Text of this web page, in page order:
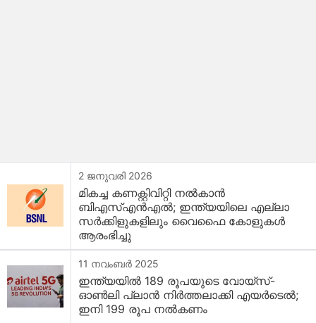
2 ജനുവരി 2026
മികച്ച കണക്റ്റിവിറ്റി നൽകാൻ
ബിഎസ്എൻഎൽ; ഇന്ത്യയിലെ എല്ലാ
സർക്കിളുകളിലും വൈഫൈ കോളുകൾ
ആരംഭിച്ചു
11 നവംബർ 2025
ഇന്ത്യയിൽ 189 രൂപയുടെ വോയ്സ്-
ഓൺലി പ്ലാൻ നിർത്തലാക്കി എയർടെൽ;
ഇനി 199 രൂപ നൽകണം